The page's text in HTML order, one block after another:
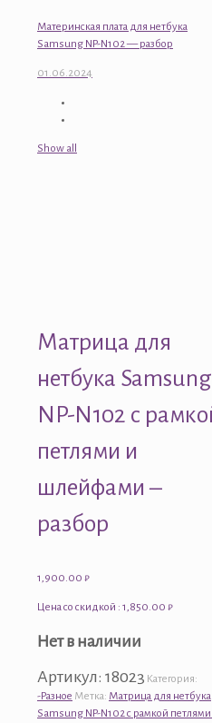
Материнская плата для нетбука
Samsung NP-N102 — разбор
01.06.2024
Show all
Матрица для
нетбука Samsung
NP-N102 с
петлями и
шлейфами –
разбор
1,900.00 ₽
Цена со скидкой : 1,850.00 ₽
Нет в наличии
Артикул: 18023 Категория:
-Разное Метка: Матрица для нетбука
Samsung NP-N102 с рамкой петлями